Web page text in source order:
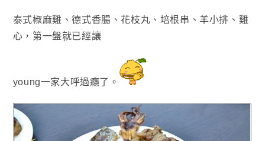
泰式椒麻雞 、德式香腸 、花枝丸 、培根串 、羊小排 、雞
心 ，第一盤就已經讓
young一家大呼過癮了 。